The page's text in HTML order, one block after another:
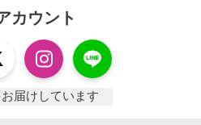
カウント
届けしています